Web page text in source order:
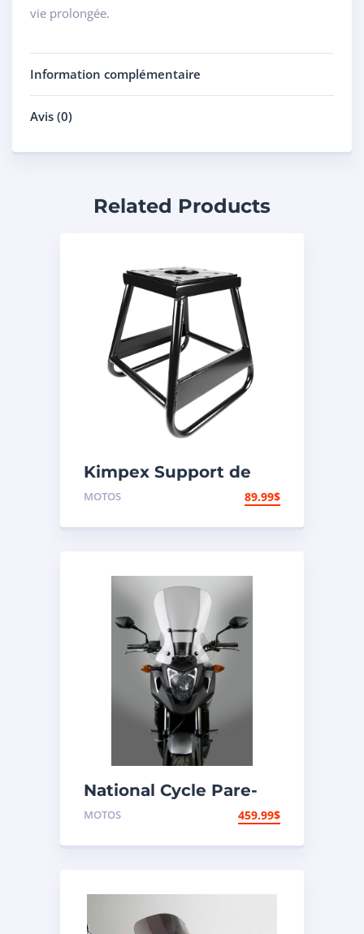
vie prolongée.
Information complémentaire
Avis (0)
Related Products
Kimpex Support de
motocross
MOTOS 89.99$
National Cycle Pare-
brise aéroacoustique
MOTOS 459.99$